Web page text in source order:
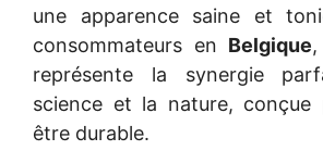
une apparence saine et
consommateurs en Belgique,
représente la synergie
science et la nature, conçue
être durable.